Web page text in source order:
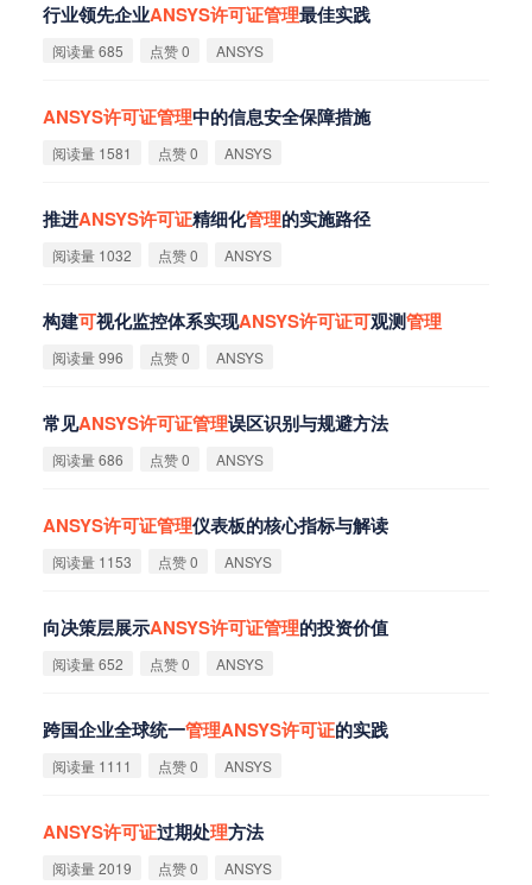
行业领先企业ANSYS许可证管理最佳实践
阅读量 685 点赞 0 ANSYS
ANSYS许可证管理中的信息安全保障措施
阅读量 1581 点赞 0 ANSYS
推进ANSYS许可证精细化管理的实施路径
阅读量 1032 点赞 0 ANSYS
构建可视化监控体系实现ANSYS许可证可观测管理
阅读量 996 点赞 0 ANSYS
常见ANSYS许可证管理误区识别与规避方法
阅读量 686 点赞 0 ANSYS
ANSYS许可证管理仪表板的核心指标与解读
阅读量 1153 点赞 0 ANSYS
向决策层展示ANSYS许可证管理的投资价值
阅读量 652 点赞 0 ANSYS
跨国企业全球统一管理ANSYS许可证的实践
阅读量 1111 点赞 0 ANSYS
ANSYS许可证过期处理方法
阅读量 2019 点赞 0 ANSYS